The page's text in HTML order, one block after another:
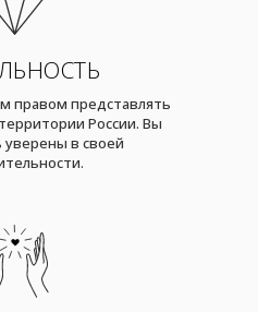
правом представлять
России. Вы
в своей